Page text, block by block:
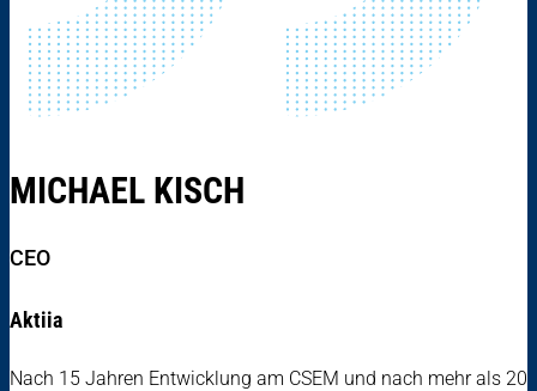
MICHAEL KISCH
CEO
Aktiia
Nach 15 Jahren Entwicklung am CSEM und nach mehr als 20